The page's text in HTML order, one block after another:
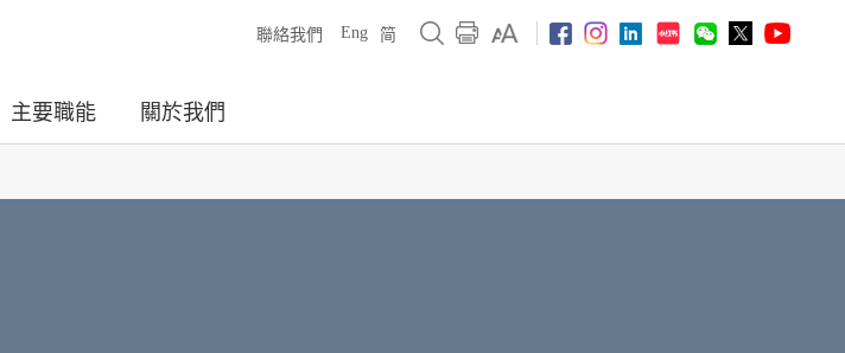
聯絡我們 Eng 简
主要職能 關於我們